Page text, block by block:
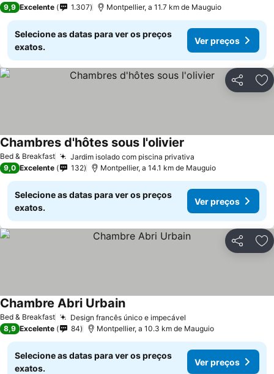
9,9 Excelente 1.307 Montpellier, a 11.7 km de Mauguio
Selecione as datas para ver os preços
exatos.
Ver preços
Partilhar
Bed & Breakfast Jardim isolado com piscina privativa
Chambres d'hôtes sous l'olivier
9,0 Excelente 132 Montpellier, a 14.1 km de Mauguio
Selecione as datas para ver os preços
exatos.
Ver preços
Partilhar
Bed & Breakfast Design francês único e impecável
Chambre Abri Urbain
8,9 Excelente 84 Montpellier, a 10.3 km de Mauguio
Selecione as datas para ver os preços
exatos.
Ver preços